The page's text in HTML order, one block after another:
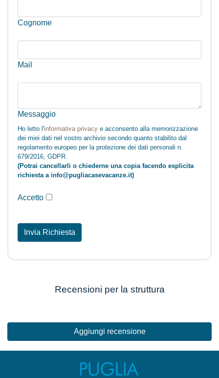
Cognome
Mail
Messaggio
Ho letto l'informativa privacy e acconsento alla memorizzazione
dei miei dati nel vostro archivio secondo quanto stabilito dal
regolamento europeo per la protezione dei dati personali n.
679/2016, GDPR.
(Potrai cancellarli o chiederne una copia facendo esplicita
richiesta a info@pugliacasevacanze.it)
Accetto
Invia Richiesta
Recensioni per la struttura
Aggiungi recensione